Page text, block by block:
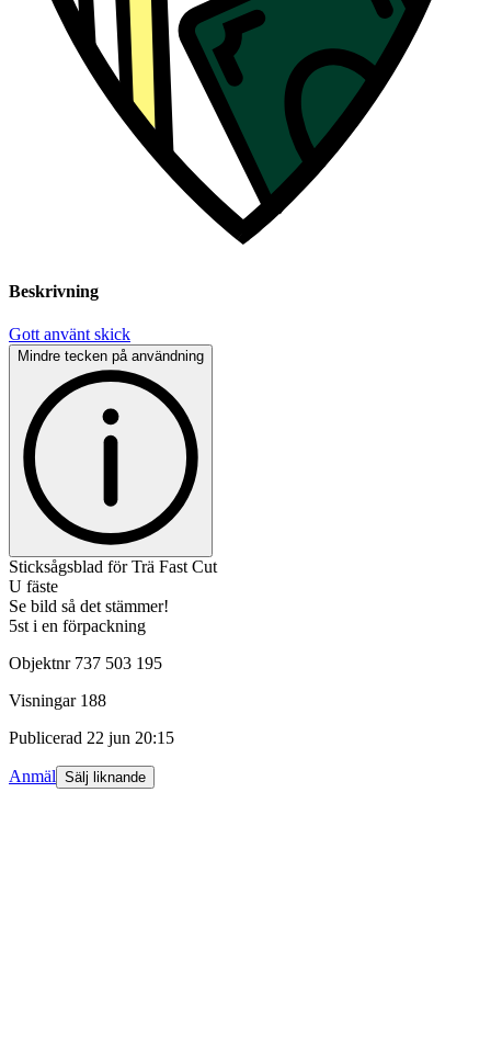
Beskrivning
Gott använt skick
Mindre tecken på användning
Sticksågsblad för Trä Fast Cut
U fäste
Se bild så det stämmer!
5st i en förpackning
Objektnr 737 503 195
Visningar 188
Publicerad 22 jun 20:15
Anmäl Sälj liknande